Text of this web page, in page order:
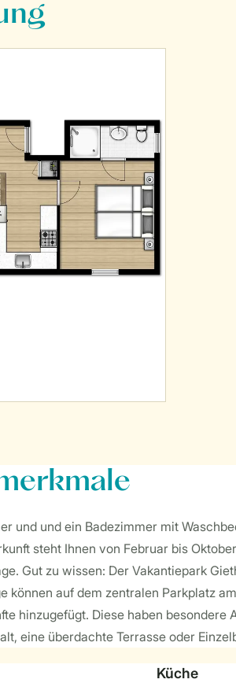
und und ein Badezimmer mit
steht Ihnen von Februar bis
Gut zu wissen: Der Vakantiepark
auf dem zentralen Parkplatz
hinzugefügt. Diese haben
eine überdachte Terrasse oder
Küche